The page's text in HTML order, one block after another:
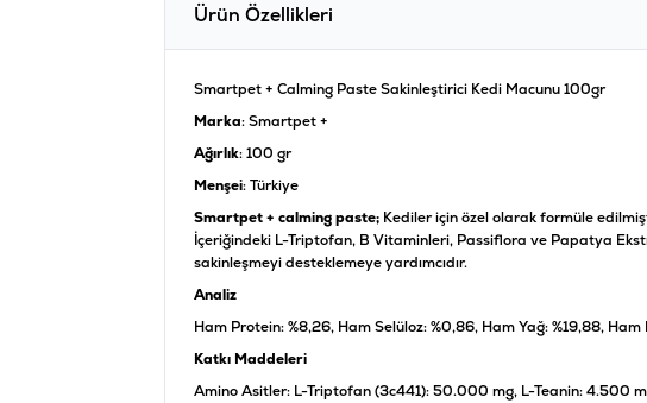
Ürün Özellikleri
Smartpet + Calming Paste Sakinleştirici Kedi Macunu 100gr
Marka: Smartpet +
Ağırlık: 100 gr
Menşei: Türkiye
Smartpet + calming paste; Kediler için özel olarak formüle
İçeriğindeki L-Triptofan, B Vitaminleri, Passiflora ve Papatya
sakinleşmeyi desteklemeye yardımcıdır.
Analiz
Ham Protein: %8,26, Ham Selüloz: %0,86, Ham Yağ: %19,88, Ham
Katkı Maddeleri
Amino Asitler: L-Triptofan (3c441): 50.000 mg, L-Teanin: 4.500